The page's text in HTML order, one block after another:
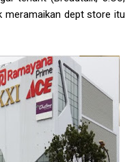
meramaikan dept store itu